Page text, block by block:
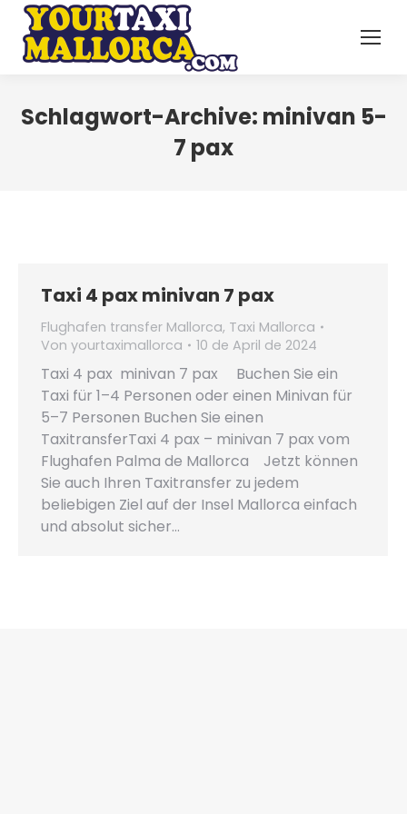
Schlagwort-Archive: minivan 5-
7 pax
Taxi 4 pax minivan 7 pax
Flughafen transfer Mallorca, Taxi Mallorca
Von yourtaximallorca 10 de April de 2024
Taxi 4 pax minivan 7 pax Buchen Sie ein
Taxi für 1–4 Personen oder einen Minivan für
5–7 Personen Buchen Sie einen
TaxitransferTaxi 4 pax – minivan 7 pax vom
Flughafen Palma de Mallorca Jetzt können
Sie auch Ihren Taxitransfer zu jedem
beliebigen Ziel auf der Insel Mallorca einfach
und absolut sicher…